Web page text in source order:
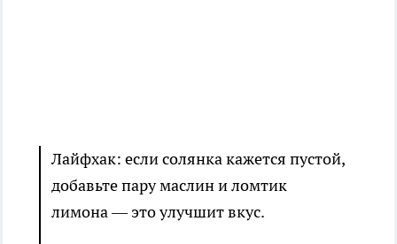
Лайфхак: если солянка кажется пустой,
добавьте пару маслин и ломтик
лимона — это улучшит вкус.